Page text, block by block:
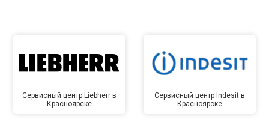
Сервисный центр Liebherr в
Красноярске
Сервисный центр Indesit в
Красноярске